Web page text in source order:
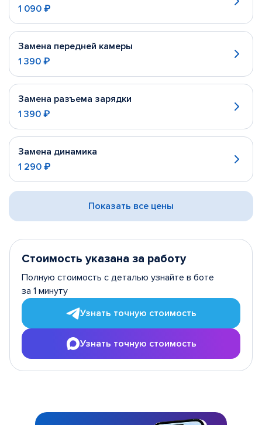
1 090 ₽
Замена передней камеры
1 390 ₽
Замена разъема зарядки
1 390 ₽
Замена динамика
1 290 ₽
Показать все цены
Стоимость указана за работу
Полную стоимость с деталью узнайте в боте
за 1 минуту
Узнать точную стоимость
Узнать точную стоимость